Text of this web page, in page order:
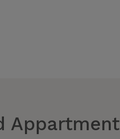
Appartment